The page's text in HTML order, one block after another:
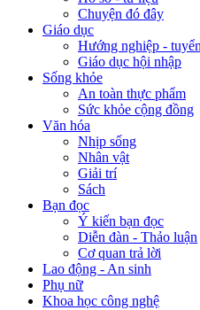
Chuyện đó đây
Giáo dục
Hướng nghiệp -
Giáo dục hội nhập
Sống khỏe
An toàn thực phẩm
Sức khỏe cộng đồng
Văn hóa
Nhịp sống
Nhân vật
Giải trí
Sách
Bạn đọc
Ý kiến bạn đọc
Diễn đàn - Thảo luận
Cơ quan trả lời
Lao động - An sinh
Phụ nữ
Khoa học công nghệ